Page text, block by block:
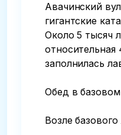
Авачинский
гигантские
Около 5 тысяч
заполнилась
Обед в
Возле